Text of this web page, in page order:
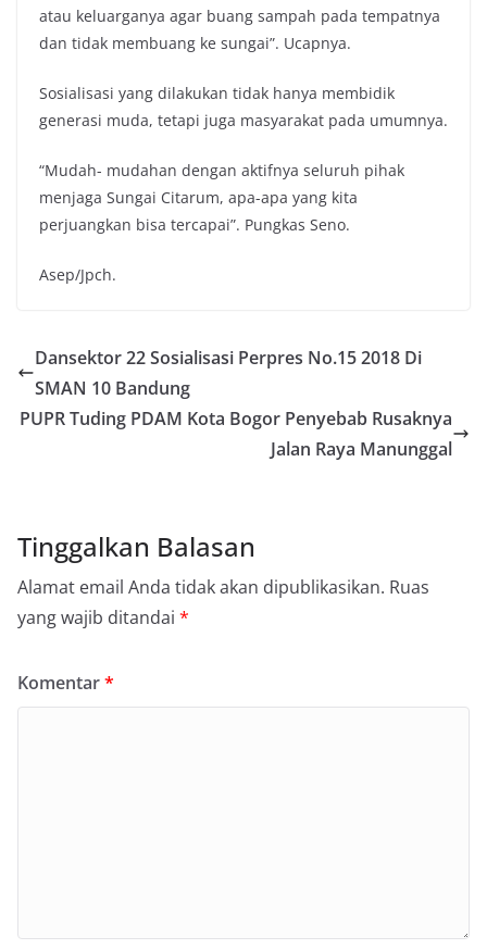
atau keluarganya agar buang sampah pada tempatnya
dan tidak membuang ke sungai”. Ucapnya.
Sosialisasi yang dilakukan tidak hanya membidik
generasi muda, tetapi juga masyarakat pada umumnya.
“Mudah- mudahan dengan aktifnya seluruh pihak
menjaga Sungai Citarum, apa-apa yang kita
perjuangkan bisa tercapai”. Pungkas Seno.
Asep/Jpch.
Dansektor 22 Sosialisasi Perpres No.15 2018 Di
SMAN 10 Bandung
PUPR Tuding PDAM Kota Bogor Penyebab Rusaknya
Jalan Raya Manunggal
Tinggalkan Balasan
Alamat email Anda tidak akan dipublikasikan. Ruas
yang wajib ditandai *
Komentar*